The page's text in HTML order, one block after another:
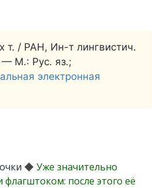
т. / РАН, Ин-т лингвистич.
— М.: Рус. яз.;
электронная
◆ Уже значительно
после этого её